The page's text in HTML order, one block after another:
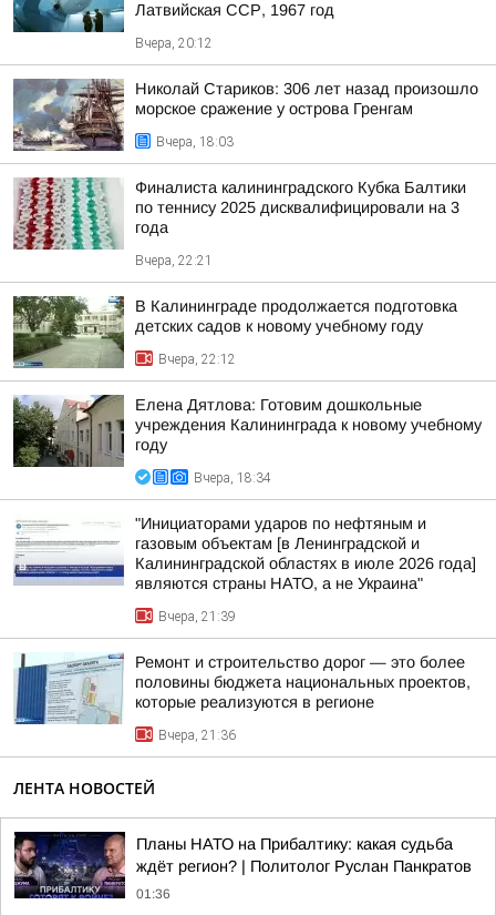
Латвийская ССР, 1967 год
Вчера, 20:12
Николай Стариков: 306 лет назад произошло
морское сражение у острова Гренгам
Вчера, 18:03
Финалиста калининградского Кубка Балтики
по теннису 2025 дисквалифицировали на 3
года
Вчера, 22:21
В Калининграде продолжается подготовка
детских садов к новому учебному году
Вчера, 22:12
Елена Дятлова: Готовим дошкольные
учреждения Калининграда к новому учебному
году
Вчера, 18:34
"Инициаторами ударов по нефтяным и
газовым объектам [в Ленинградской и
Калининградской областях в июле 2026 года]
являются страны НАТО, а не Украина"
Вчера, 21:39
Ремонт и строительство дорог — это более
половины бюджета национальных проектов,
которые реализуются в регионе
Вчера, 21:36
ЛЕНТА НОВОСТЕЙ
Планы НАТО на Прибалтику: какая судьба
ждёт регион? | Политолог Руслан Панкратов
01:36